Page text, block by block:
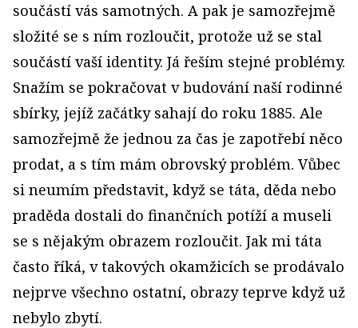
součástí vás samotných. A pak je samozřejmě
složité se s ním rozloučit, protože už se stal
součástí vaší identity. Já řeším stejné problémy.
Snažím se pokračovat v budování naší rodinné
sbírky, jejíž začátky sahají do roku 1885. Ale
samozřejmě že jednou za čas je zapotřebí něco
prodat, a s tím mám obrovský problém. Vůbec
si neumím představit, když se táta, děda nebo
praděda dostali do finančních potíží a museli
se s nějakým obrazem rozloučit. Jak mi táta
často říká, v takových okamžicích se prodávalo
nejprve všechno ostatní, obrazy teprve když už
nebylo zbytí.